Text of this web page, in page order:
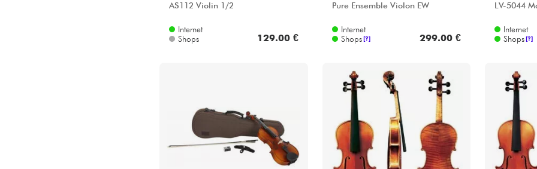
AS112 Violin 1/2
Internet
Shops
129.00 €
Pure Ensemble Violon EW
Internet
Shops [?] 299.00 €
LV-5044
Internet
Shops [?]